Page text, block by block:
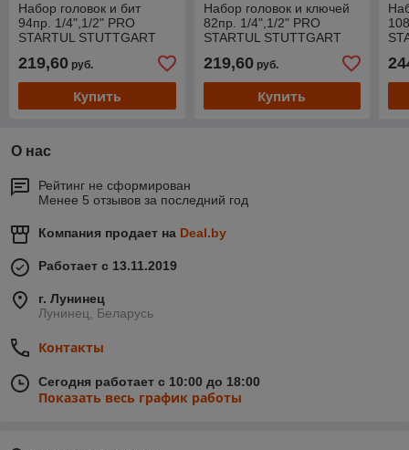
Набор головок и бит
94пр. 1/4",1/2" PRO
STARTUL STUTTGART
219,60 руб.
Купить
Набор головок и ключей
82пр. 1/4",1/2" PRO
STARTUL STUTTGART
219,60руб.
Купить
О нас
Рейтинг не сформирован
Менее 5 отзывов за последний год
Компания продает на Deal.by
Работает с 13.11.2019
г. Лунинец
Лунинец, Беларусь
Контакты
Сегодня работает с 10:00 до 18:00
Показать весь график работы